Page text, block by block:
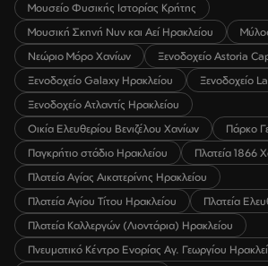
Μουσείο Φυσικής Ιστορίας Κρήτης
Μουσική Σκηνή Νυν και Αεί Ηρακλείου
Νεώριο Μόρο Χανίων
Ξενοδοχείο Astoria
Ξενοδοχείο Galaxy Ηρακλείου
Ξενοδοχείο
Ξενοδοχείο Ατλαντίς Ηρακλείου
Οικία Ελευθερίου Βενιζέλου Χανίων
Πάρκο
Παγκρήτιο στάδιο Ηρακλείου
Πλατεία 1866
Πλατεία Αγίας Αικατερίνης Ηρακλείου
Πλατεία Αγίου Τίτου Ηρακλείου
Πλατεία
Πλατεία Καλλεργών (Λιοντάρια) Ηρακλείου
Πνευματικό Κέντρο Ενορίας Αγ. Γεωργίου